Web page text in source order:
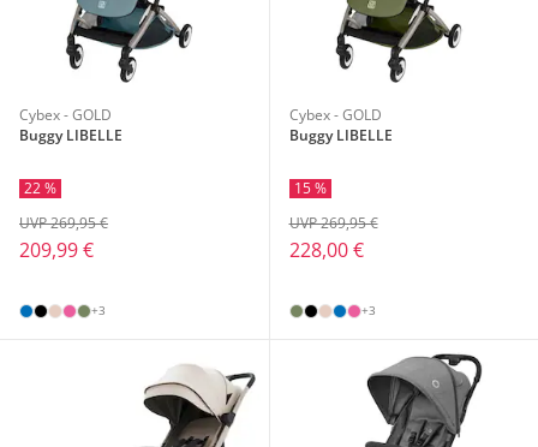
Cybex - GOLD
Buggy LIBELLE
22 %
209,99 €
UVP 269,95 €
+3
Cybex - GOLD
Buggy LIBELLE
15 %
228,00 €
UVP 269,95 €
+3